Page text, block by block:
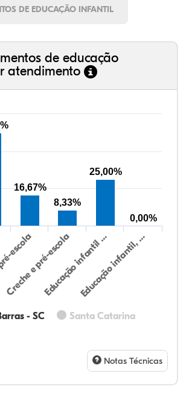
DE EDUCAÇÃO INFANTIL
de educação
atendimento
- SC
Santa Catarina
Creche e pré-escolaEducação infantil …Educação infantil, …
16,67%
8,33%
25,00%
0,00%
Notas Técnicas